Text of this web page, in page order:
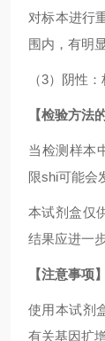
对标本进行
围内，有明
（3）阴性
【检验方法
当检测样本
限shi可能会
本试剂盒仅
结果应进一
【注意事项】
使用本试剂
有关基因扩